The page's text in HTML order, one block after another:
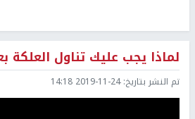
لماذا يجب عليك تناول العلكة
تم النشر بتاريخ:2019-11-24 14:18